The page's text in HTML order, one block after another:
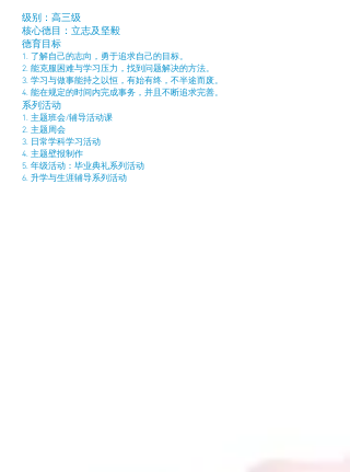
级别：高三级
核心德目：立志及坚毅
德育目标
1. 了解自己的志向，勇于追求自己的目标。
2. 能克服困难与学习压力，找到问题解决的方法。
3. 学习与做事能持之以恒，有始有终，不半途而废。
4. 能在规定的时间内完成事务，并且不断追求完善。
系列活动
1. 主题班会/辅导活动课
2. 主题周会
3. 日常学科学习活动
4. 主题壁报制作
5. 年级活动：毕业典礼系列活动
6. 升学与生涯辅导系列活动